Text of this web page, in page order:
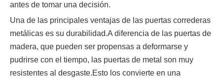
antes de tomar una decisión.
Una de las principales ventajas de las puertas correderas
metálicas es su durabilidad.A diferencia de las puertas de
madera, que pueden ser propensas a deformarse y
pudrirse con el tiempo, las puertas de metal son muy
resistentes al desgaste.Esto los convierte en una